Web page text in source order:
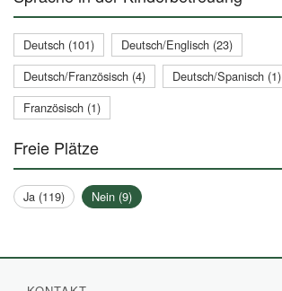
Deutsch (101)
Deutsch/Englisch (23)
Deutsch/Französisch (4)
Deutsch/Spanisch (1)
Französisch (1)
Freie Plätze
Ja (119) Nein (9)